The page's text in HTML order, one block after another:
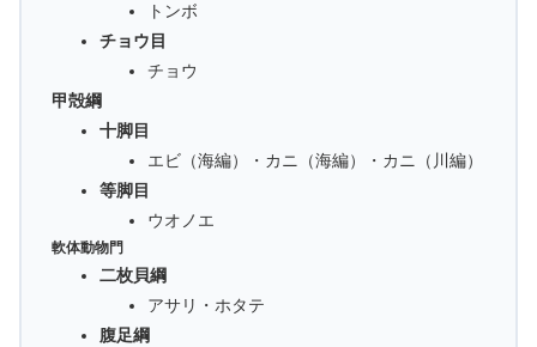
トンボ
チョウ目
チョウ
甲殻綱
十脚目
エビ（海編）・カニ（海編）・カニ（川編）
等脚目
ウオノエ
軟体動物門
二枚貝綱
アサリ・ホタテ
腹足綱